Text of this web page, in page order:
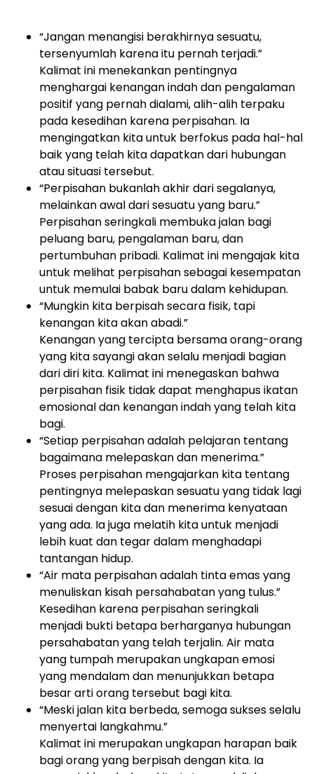
“Jangan menangisi berakhirnya sesuatu,
tersenyumlah karena itu pernah terjadi.”
Kalimat ini menekankan pentingnya
menghargai kenangan indah dan pengalaman
positif yang pernah dialami, alih-alih terpaku
pada kesedihan karena perpisahan. Ia
mengingatkan kita untuk berfokus pada hal-hal
baik yang telah kita dapatkan dari hubungan
atau situasi tersebut.
“Perpisahan bukanlah akhir dari segalanya,
melainkan awal dari sesuatu yang baru.”
Perpisahan seringkali membuka jalan bagi
peluang baru, pengalaman baru, dan
pertumbuhan pribadi. Kalimat ini mengajak kita
untuk melihat perpisahan sebagai kesempatan
untuk memulai babak baru dalam kehidupan.
“Mungkin kita berpisah secara fisik, tapi
kenangan kita akan abadi.”
Kenangan yang tercipta bersama orang-orang
yang kita sayangi akan selalu menjadi bagian
dari diri kita. Kalimat ini menegaskan bahwa
perpisahan fisik tidak dapat menghapus ikatan
emosional dan kenangan indah yang telah kita
bagi.
“Setiap perpisahan adalah pelajaran tentang
bagaimana melepaskan dan menerima.”
Proses perpisahan mengajarkan kita tentang
pentingnya melepaskan sesuatu yang tidak lagi
sesuai dengan kita dan menerima kenyataan
yang ada. Ia juga melatih kita untuk menjadi
lebih kuat dan tegar dalam menghadapi
tantangan hidup.
“Air mata perpisahan adalah tinta emas yang
menuliskan kisah persahabatan yang tulus.”
Kesedihan karena perpisahan seringkali
menjadi bukti betapa berharganya hubungan
persahabatan yang telah terjalin. Air mata
yang tumpah merupakan ungkapan emosi
yang mendalam dan menunjukkan betapa
besar arti orang tersebut bagi kita.
“Meski jalan kita berbeda, semoga sukses selalu
menyertai langkahmu.”
Kalimat ini merupakan ungkapan harapan baik
bagi orang yang berpisah dengan kita. Ia